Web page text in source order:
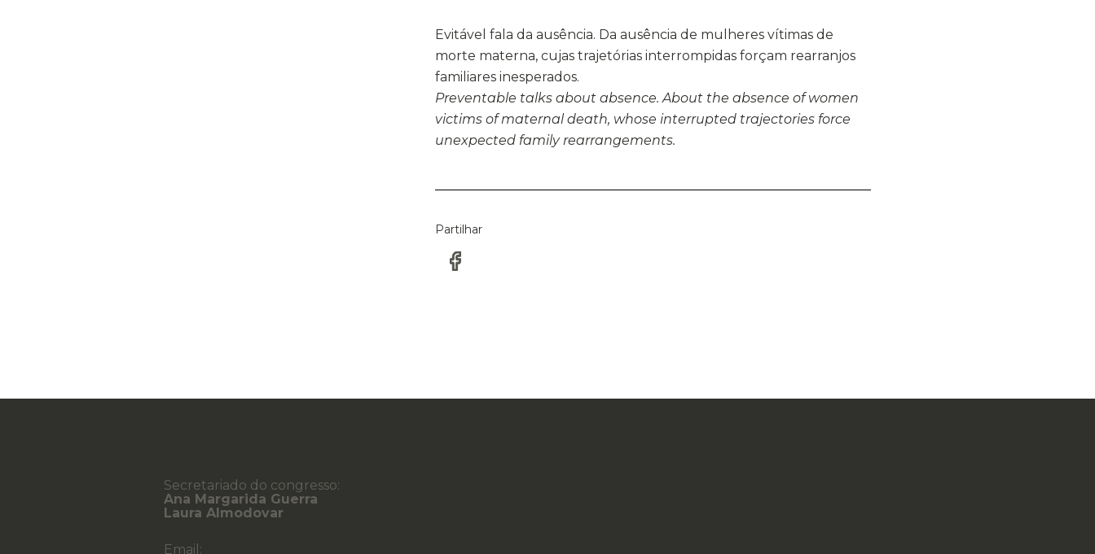
Evitável fala da ausência. Da ausência de mulheres vítimas de
morte materna, cujas trajetórias interrompidas forçam rearranjos
familiares inesperados.
Preventable talks about absence. About the absence of women
victims of maternal death, whose interrupted trajectories force
unexpected family rearrangements.
Partilhar
Secretariado do congresso:
Ana Margarida Guerra
Laura Almodovar
Email: